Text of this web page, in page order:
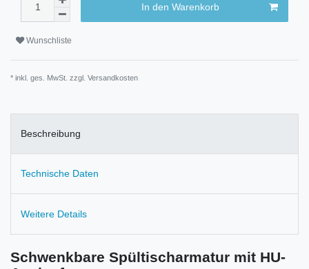
In den Warenkorb
Wunschliste
* inkl. ges. MwSt. zzgl. Versandkosten
Beschreibung
Technische Daten
Weitere Details
Schwenkbare Spültischarmatur mit HU-